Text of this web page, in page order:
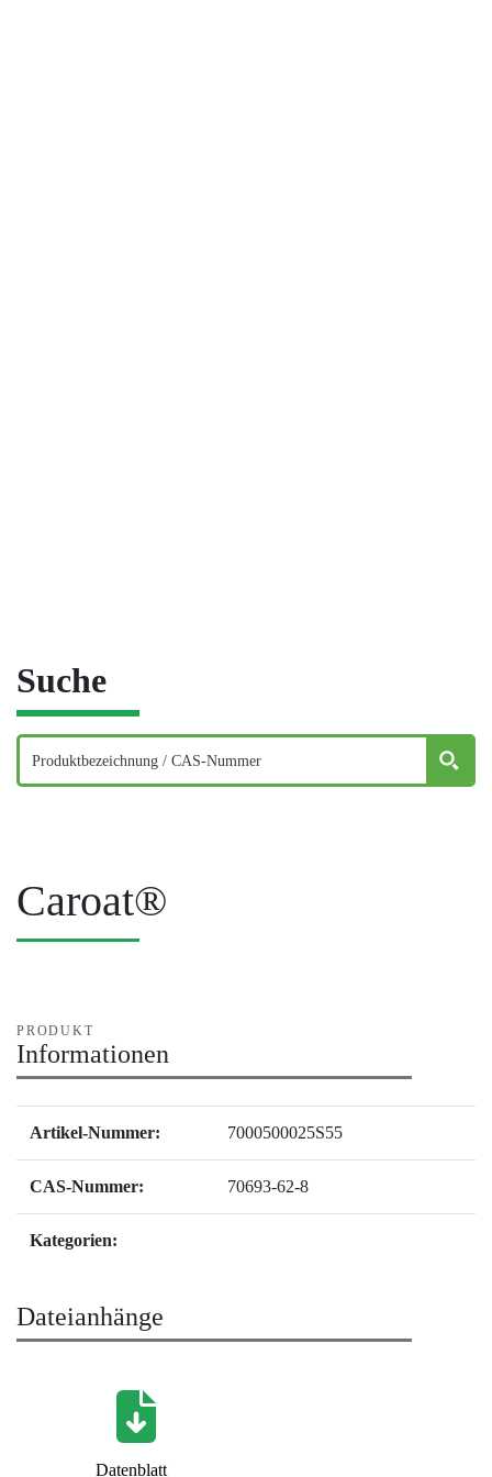
Suche
Caroat®
PRODUKT
Informationen
Artikel-Nummer: 7000500025S55
CAS-Nummer: 70693-62-8
Kategorien:
Dateianhänge
Datenblatt